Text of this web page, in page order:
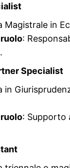
Magistrale in
:
Specialist
in
: Supporto